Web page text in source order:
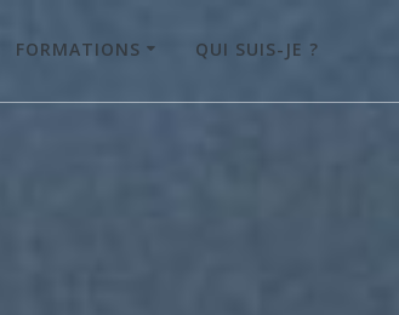
FORMATIONS QUI SUIS-JE ?